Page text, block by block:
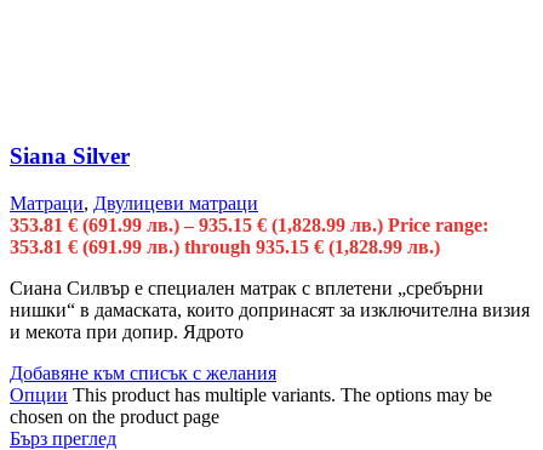
Siana Silver
Матраци, Двулицеви матраци
353.81 € (691.99 лв.) – 935.15 € (1,828.99 лв.) Price range:
353.81 € (691.99 лв.) through 935.15 € (1,828.99 лв.)
Сиана Силвър е специален матрак с вплетени „сребърни
нишки“ в дамаската, които допринасят за изключителна визия
и мекота при допир. Ядрото
Добавяне към списък с желания
Опции This product has multiple variants. The options may be
chosen on the product page
Бърз преглед